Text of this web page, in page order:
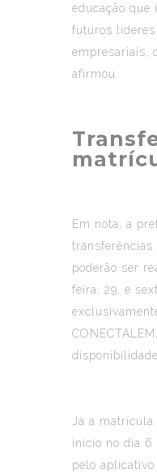
educação que
futuros
empresariais,
afirmou.
Em nota, a
transferências
poderão ser
feira, 29, e
Já a
início no dia 6
pelo aplicativo